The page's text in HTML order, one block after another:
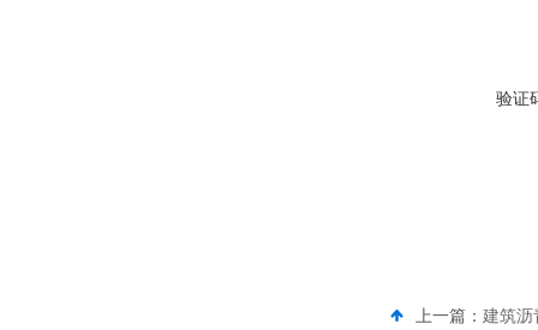
验证
上一篇： 建筑沥